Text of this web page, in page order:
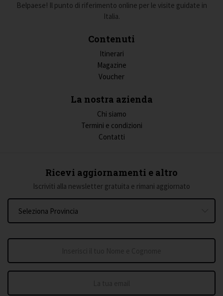
Belpaese! Il punto di riferimento online per le visite guidate in
Italia.
Contenuti
Itinerari
Magazine
Voucher
La nostra azienda
Chi siamo
Termini e condizioni
Contatti
Ricevi aggiornamenti e altro
Iscriviti alla newsletter gratuita e rimani aggiornato